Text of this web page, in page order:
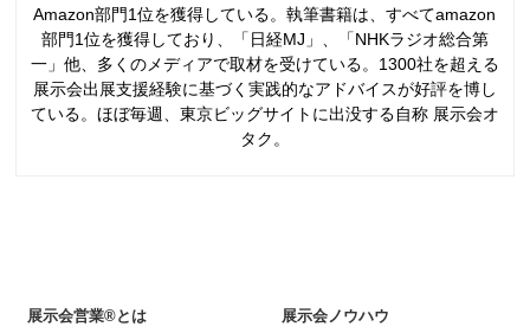
Amazon部門1位を獲得している。執筆書籍は、すべてamazon
部門1位を獲得しており、「日経MJ」、「NHKラジオ総合第
一」他、多くのメディアで取材を受けている。1300社を超える
展示会出展支援経験に基づく実践的なアドバイスが好評を博し
ている。ほぼ毎週、東京ビッグサイトに出没する自称 展示会オ
タク。
展示会営業®とは 展示会ノウハウ